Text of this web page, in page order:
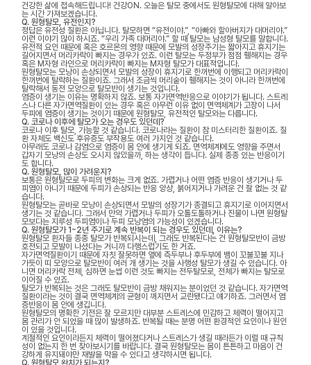
건강한 삶에 접속해드립니다! 건강ON. 오늘은 탈모 중에서도 원형탈모에 대해 알아보
는 시간 가져보겠습니다.
Q. 원형탈모, 유전인지?
정답은 유전성 질환은 아닙니다. 탈모하면 “유전이야.”, “아빠와 할아버지가 대머리야.”
이런 이야기 많이 하시죠. “우리 가족 대머리야.” 할 때 탈모는 남성형 탈모를 말합니다.
유전적 요인 때문에 혹은 호르몬의 영향 때문에 모발의 성장주기는 짧아지고 휴지기는
길어지면서 머리카락이 빠지는 경우가 있죠. 이런 탈모는 두정부가 점점 휑해지는 경우
혹은 M자형 라인으로 머리카락이 빠지는 M자형 탈모가 대표적입니다.
원형탈모는 모낭이 손상되면서 모발의 성장이 휴지기로 한꺼번에 이행되고 머리카락이
한꺼번에 탈락하는 질환이죠. 그래서 조금씩 머리숱이 휑해지는 것이 아니라 한꺼번에
탈락해서 동전 모양으로 탈모반이 생기는 것입니다.
염증이 생기는 이유는 명확하지 않죠. 보통 자가면역반응으로 이야기가 됩니다. 스트레
스나 다른 자가면역질환이 있는 경우 혹은 아무런 이유 없이 면역체계가 고장이 나서
두피에 염증이 생기는 것이기 때문에 원형탈모, 유전적인 탈모와는 다릅니다.
Q. 코로나 이후에 탈모가 오는 경우도 있던데?
코로나 이후 탈모, 가능할 것 같습니다. 코로나라는 질환이 참 미스터리한 질환이죠. 질
환 자체도 백신도 후유증도 부작용도 여러 가지인 것 같습니다.
아무래도 코로나 감염으로 염증이 몸 안에 생기게 되죠. 면역체계에도 영향을 주면서
갑자기 모낭의 손상도 오시지 않았을까, 하는 생각이 듭니다. 실제 종종 있는 반응이기
도 합니다.
Q. 원형탈모, 많이 가려운지?
보통은 원형탈모로 두피의 변화는 크게 없죠. 가렵거나 어떤 염증 반응이 생기거나 두
피염이 아니기 때문에 두피가 손상되는 반응 양상, 붉어지거나 가려운 건 잘 없는 것 같
습니다.
원형탈모는 곧바로 모낭이 손상되면서 모발의 성장기가 종결되고 휴지기로 이어지면서
생기는 것 같습니다. 그래서 만약 가렵거나 두피가 오톨도톨하거나 진물이 나면 원형탈
모보다는 지루성 두피염이나 두피 모낭염의 가능성이 있겠습니다.
Q. 원형탈모가 1~2년 주기로 계속 반복이 되는 경우도 있던데, 이유는?
원형탈모 환자들 종종 탈모가 반복되시는데, 그래도 반복된다는 건 원형탈모반이 금방
호전되고 모발이 나셨다는 거니까 다행스럽기도 한 거죠.
자가면역질환이기 때문에 자칫 잘못하면 옆에 측두부나 후두부에 뱀이 꼬불꼬불 지나
가듯이 띠 모양으로 탈모반이 여러 개 생기는 것을 사행성 탈모가 생길 수 있습니다. 아
니면 머리카락 전체, 심하면 눈썹 이런 것도 빠지는 전두탈모로, 전체가 빠지는 탈모로
이어질 수 있죠.
탈모가 반복되는 것은 그래도 탈모반이 금방 채워지는 분이었던 것 같습니다. 자가면역
질환이라는 것이 결국 면역체계의 균형이 깨지면서 교란됐다고 얘기하죠. 그러면서 염
증반응이 몸 안에 생깁니다.
원형탈모의 명확한 기전은 잘 모르지만 대부분 스트레스에 민감하고 체력이 떨어지고
몸 관리가 안 되었을 때 많이 발생하죠. 반복될 때는 분명 어떤 환경적인 요인이나 원인
이 있을 것입니다.
계절적인 요인이라든지 체력이 떨어졌다거나 스트레스가 생길 때라든가 이럴 때 규칙
성이 없는지 한 번 찾아보시기를 바랍니다. 결국 원형탈모는 몸이 튼튼하고 마음이 건
강하게 유지돼야만 재발을 막을 수 있다고 생각하시면 됩니다.
Q. 원형탈모 완치가 되는지?